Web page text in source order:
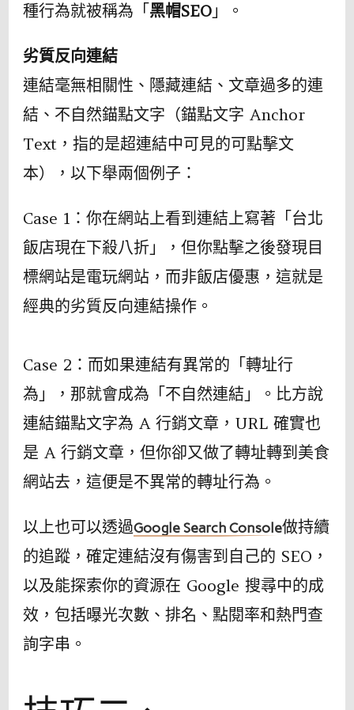
種行為就被稱為「黑帽SEO 」。
劣質反向連結
連結毫無相關性、隱藏連結、文章過多的連
結、不自然錨點文字（錨點文字 Anchor
Text，指的是超連結中可見的可點擊文
本），以下舉兩個例子：
Case 1：你在網站上看到連結上寫著「台北
飯店現在下殺八折」，但你點擊之後發現目
標網站是電玩網站，而非飯店優惠，這就是
經典的劣質反向連結操作。
Case 2：而如果連結有異常的「轉址行
為」，那就會成為「不自然連結」。比方說
連結錨點文字為 A 行銷文章，URL 確實也
是 A 行銷文章，但你卻又做了轉址轉到美食
網站去，這便是不異常的轉址行為。
以上也可以透過Google Search Console做持續
的追蹤，確定連結沒有傷害到自己的 SEO，
以及能探索你的資源在 Google 搜尋中的成
效，包括曝光次數、排名、點閱率和熱門查
詢字串。